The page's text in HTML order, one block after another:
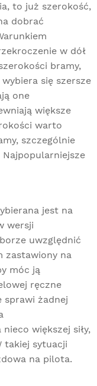
to już szerokość,
dobrać
w dół
bramy,
się szersze
one
większe
warto
szczególnie
jest na
wersji
uwzględnić
zastawiony na
móc ją
ręczne
sprawi żadnej
większej siły,
takiej sytuacji
na pilota.